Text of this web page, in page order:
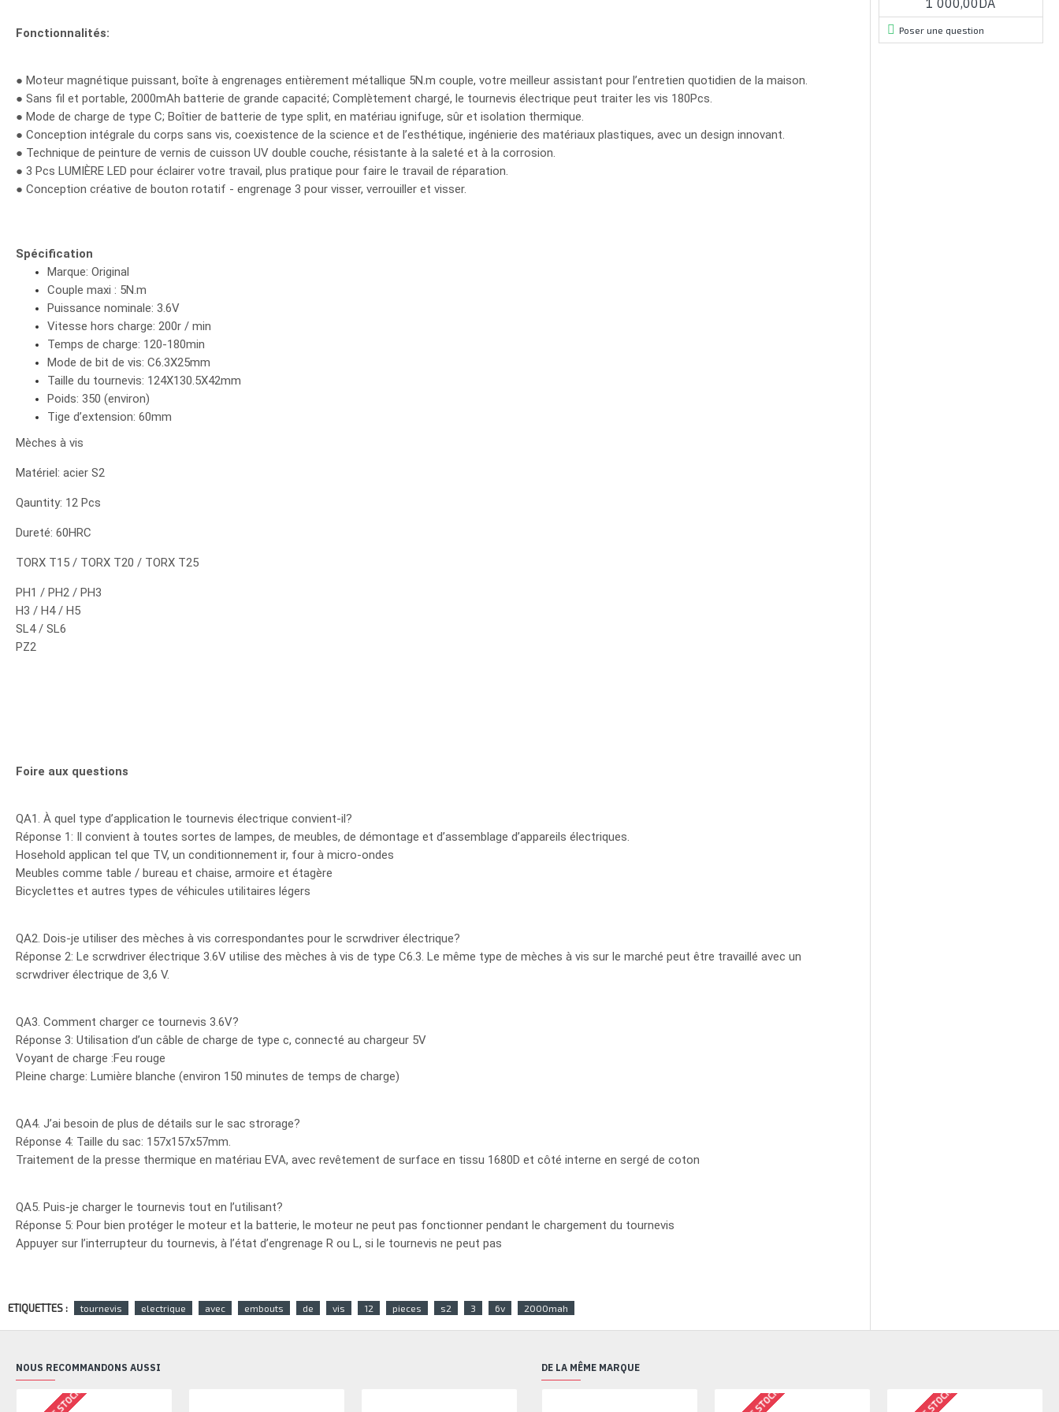
Fonctionnalités:
● Moteur magnétique puissant, boîte à engrenages entièrement métallique 5N.m couple, votre meilleur assistant pour l’entretien quotidien de la maison.
● Sans fil et portable, 2000mAh batterie de grande capacité; Complètement chargé, le tournevis électrique peut traiter les vis 180Pcs.
● Mode de charge de type C; Boîtier de batterie de type split, en matériau ignifuge, sûr et isolation thermique.
● Conception intégrale du corps sans vis, coexistence de la science et de l’esthétique, ingénierie des matériaux plastiques, avec un design innovant.
● Technique de peinture de vernis de cuisson UV double couche, résistante à la saleté et à la corrosion.
● 3 Pcs LUMIÈRE LED pour éclairer votre travail, plus pratique pour faire le travail de réparation.
● Conception créative de bouton rotatif - engrenage 3 pour visser, verrouiller et visser.
Spécification
Marque: Original
Couple maxi : 5N.m
Puissance nominale: 3.6V
Vitesse hors charge: 200r / min
Temps de charge: 120-180min
Mode de bit de vis: C6.3X25mm
Taille du tournevis: 124X130.5X42mm
Poids: 350 (environ)
Tige d’extension: 60mm
Mèches à vis
Matériel: acier S2
Qauntity: 12 Pcs
Dureté: 60HRC
TORX T15 / TORX T20 / TORX T25
PH1 / PH2 / PH3
H3 / H4 / H5
SL4 / SL6
PZ2
Foire aux questions
QA1. À quel type d’application le tournevis électrique convient-il?
Réponse 1: Il convient à toutes sortes de lampes, de meubles, de démontage et d’assemblage d’appareils électriques.
Hosehold applican tel que TV, un conditionnement ir, four à micro-ondes
Meubles comme table / bureau et chaise, armoire et étagère
Bicyclettes et autres types de véhicules utilitaires légers
QA2. Dois-je utiliser des mèches à vis correspondantes pour le scrwdriver électrique?
Réponse 2: Le scrwdriver électrique 3.6V utilise des mèches à vis de type C6.3. Le même type de mèches à vis sur le marché peut être travaillé avec un
scrwdriver électrique de 3,6 V.
QA3. Comment charger ce tournevis 3.6V?
Réponse 3: Utilisation d’un câble de charge de type c, connecté au chargeur 5V
Voyant de charge :Feu rouge
Pleine charge: Lumière blanche (environ 150 minutes de temps de charge)
QA4. J’ai besoin de plus de détails sur le sac strorage?
Réponse 4: Taille du sac: 157x157x57mm.
Traitement de la presse thermique en matériau EVA, avec revêtement de surface en tissu 1680D et côté interne en sergé de coton
QA5. Puis-je charger le tournevis tout en l’utilisant?
Réponse 5: Pour bien protéger le moteur et la batterie, le moteur ne peut pas fonctionner pendant le chargement du tournevis
Appuyer sur l’interrupteur du tournevis, à l’état d’engrenage R ou L, si le tournevis ne peut pas
ETIQUETTES : tournevis electrique avec embouts de vis 12 pieces s2 3 6v 2000mah
Poser une question
NOUS RECOMMANDONS AUSSI DE LA MÊME MARQUE